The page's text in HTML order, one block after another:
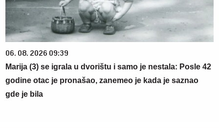
06. 08. 2026 09:39
Marija (3) se igrala u dvorištu i samo je nestala: Posle 42
godine otac je pronašao, zanemeo je kada je saznao
gde je bila